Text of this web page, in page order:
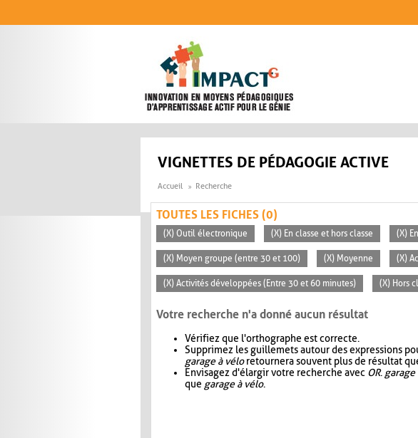
VIGNETTES DE PÉDAGOGIE ACTIVE
Accueil Recherche
TOUTES LES FICHES (0)
(X) Outil électronique (X) En classe et hors classe (X)
(X) Moyen groupe (entre 30 et 100) (X) Moyenne (X)
(X) Activités développées (Entre 30 et 60 minutes) (X) Hors
Votre recherche n'a donné aucun résultat
Vérifiez que l'orthographe est correcte.
Supprimez les guillemets autour des expressions
garage à véloretournera souvent plus de résultat
Envisagez d'élargir votre recherche avec OR. garage
que garage à vélo.